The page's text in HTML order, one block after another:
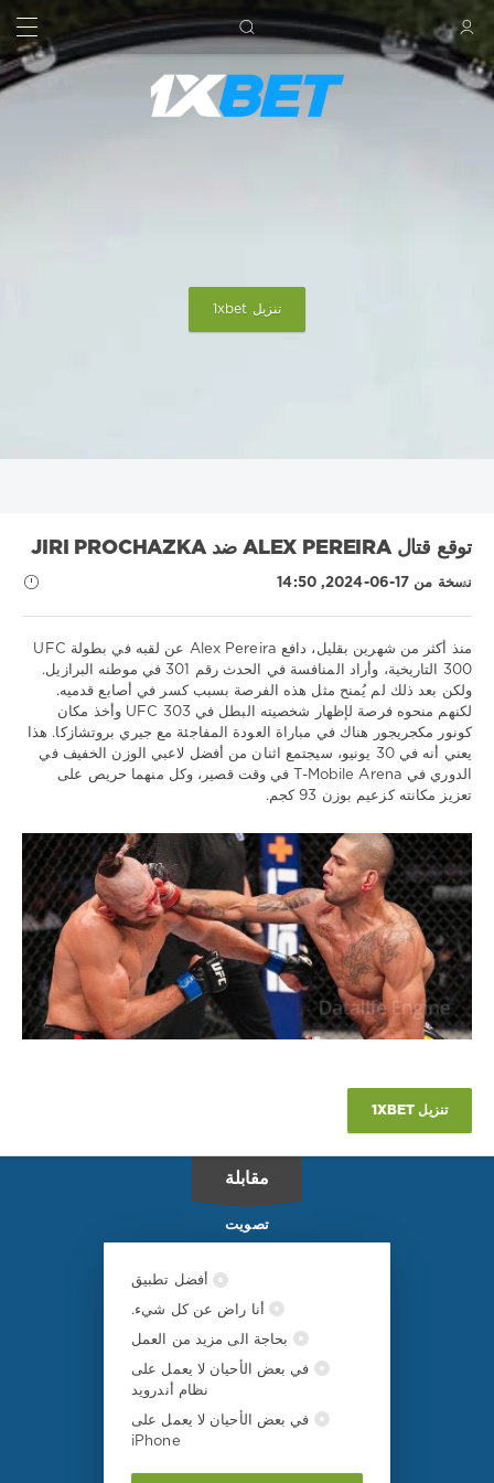
بحث
تنزيل 1xbet
البرتغال الدوري الاسباني الدوري الالماني الدوري الاوروبي
الدوري الروسي الممتاز الدوري الفرنسي 1
السويد انتر بايرن برشلونة بريميرا
بطولة العالم لهوكي الجليد بطولة بيلاروسيا دوري VTB يونايتد
دوري أبطال أوروبا دوري الأمم الأوروبية
دوري الدرجة الاولى الايطالي دينامو موسكو روما ريال مدريد
زينيت سسكا سويسرا عصبة الأمم فنلندا فياريال
لوكوموتيف كوبان ليفربول مدينة مانشستر موناكو
نابولي نيزهني نوفجورود نيوكاسل
توقع قتال ALEX PEREIRA ضد JIRI PROCHAZKA
نسخة من 17-06-2024, 14:50
نصائح
رياضية
/
توقعات
UFC
iluha.is2003
1
0
منذ أكثر من شهرين بقليل، دافع Alex Pereira عن لقبه في بطولة UFC
300 التاريخية، وأراد المنافسة في الحدث رقم 301 في موطنه البرازيل.
ولكن بعد ذلك لم يُمنح مثل هذه الفرصة بسبب كسر في أصابع قدميه.
لكنهم منحوه فرصة لإظهار شخصيته البطل في UFC 303 وأخذ مكان
كونور مكجريجور هناك في مباراة العودة المفاجئة مع جيري بروتشازكا. هذا
يعني أنه في 30 يونيو، سيجتمع اثنان من أفضل لاعبي الوزن الخفيف في
الدوري في T-Mobile Arena في وقت قصير، وكل منهما حريص على
تعزيز مكانته كزعيم بوزن 93 كجم.
تنزيل 1XBET
مقابلة
تصويت
أفضل تطبيق
أنا راض عن كل شيء.
بحاجة الى مزيد من العمل
في بعض الأحيان لا يعمل على
نظام أندرويد
في بعض الأحيان لا يعمل على
iPhone